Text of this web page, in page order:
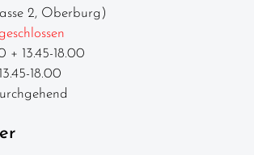
2, Oberburg)
+ 13.45-18.00
18.00